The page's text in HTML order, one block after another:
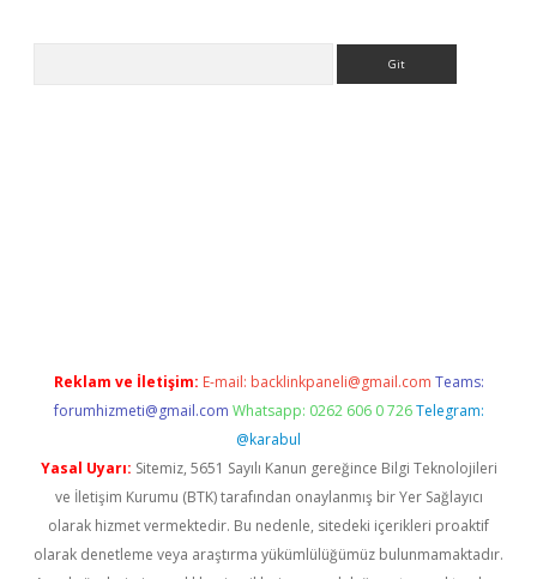
Reklam ve İletişim: E-mail: backlinkpaneli@gmail.com Teams:
forumhizmeti@gmail.com Whatsapp: 0262 606 0 726 Telegram:
@karabul
Yasal Uyarı: Sitemiz, 5651 Sayılı Kanun gereğince Bilgi Teknolojileri
ve İletişim Kurumu (BTK) tarafından onaylanmış bir Yer Sağlayıcı
olarak hizmet vermektedir. Bu nedenle, sitedeki içerikleri proaktif
olarak denetleme veya araştırma yükümlülüğümüz bulunmamaktadır.